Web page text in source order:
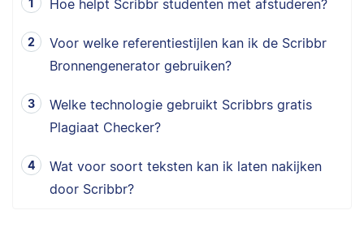
Hoe helpt Scribbr studenten met afstuderen?
Voor welke referentiestijlen kan ik de Scribbr
Bronnengenerator gebruiken?
Welke technologie gebruikt Scribbrs gratis
Plagiaat Checker?
Wat voor soort teksten kan ik laten nakijken
door Scribbr?